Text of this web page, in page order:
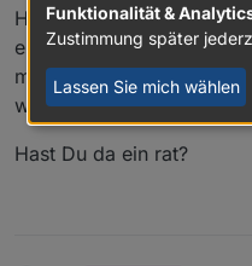
Hebe port Weiterleitung
eingerichtet. Ich habe
mit Sinologiy in der
weiter leiten.
Hast Du da ein rat?
Funktionalität &
Zustimmung später
Lassen Sie mich wählen